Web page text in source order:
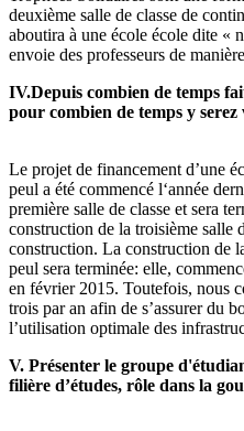
deuxième salle de classe de
aboutira à une école école dite «
envoie des professeurs de
IV.Depuis combien de temps
pour combien de temps y serez
Le projet de financement d’une
peul a été commencé l‘année
première salle de classe et sera
construction de la troisième salle
construction. La construction de
peul sera terminée: elle,
en février 2015. Toutefois, nous
trois par an afin de s’assurer du
l’utilisation optimale des
V. Présenter le groupe
filière d’études, rôle dans la